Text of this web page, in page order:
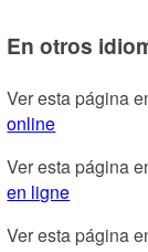
En otros
Ver esta página
online
Ver esta página
en ligne
Ver esta página